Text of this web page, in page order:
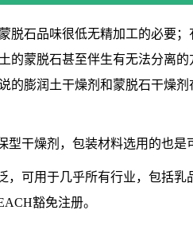
脱石品味很低无精加工的必要；
蒙脱石甚至伴生有无法分离的
的膨润土干燥剂和蒙脱石干燥剂
干燥剂，包装材料选用的也是
可用于几乎所有行业，包括乳
豁免注册。